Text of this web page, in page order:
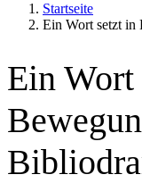
Startseite
Ein Wort setzt in
Ein Wort